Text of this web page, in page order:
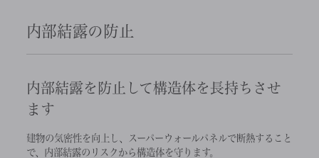
内部結露の防止
内部結露を防止して構造体を長持ちさせ
ます
建物の気密性を向上し、スーパーウォールパネルで断熱すること
で、内部結露のリスクから構造体を守ります。